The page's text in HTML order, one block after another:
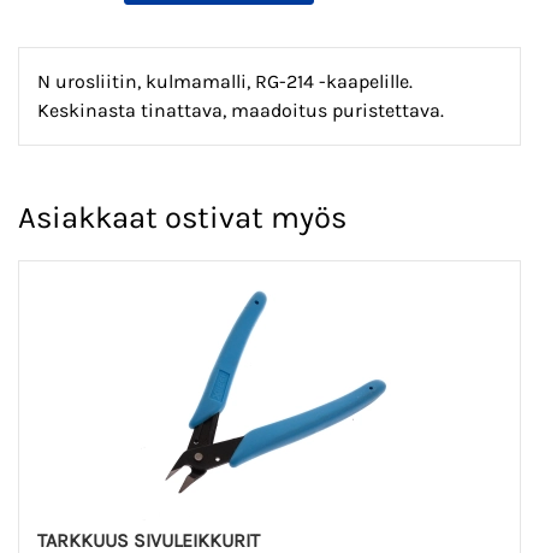
N urosliitin, kulmamalli, RG-214 -kaapelille.
Keskinasta tinattava, maadoitus puristettava.
Asiakkaat ostivat myös
TARKKUUS SIVULEIKKURIT